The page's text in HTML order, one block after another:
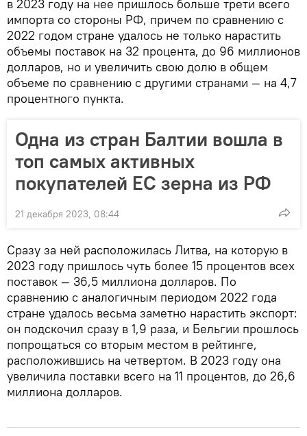
в 2023 году на нее пришлось больше трети всего
импорта со стороны РФ, причем по сравнению с
2022 годом стране удалось не только нарастить
объемы поставок на 32 процента, до 96 миллионов
долларов, но и увеличить свою долю в общем
объеме по сравнению с другими странами — на 4,7
процентного пункта.
Одна из стран Балтии вошла в
топ самых активных
покупателей ЕС зерна из РФ
21 декабря 2023, 08:44
Сразу за ней расположилась Литва, на которую в
2023 году пришлось чуть более 15 процентов всех
поставок — 36,5 миллиона долларов. По
сравнению с аналогичным периодом 2022 года
стране удалось весьма заметно нарастить экспорт:
он подскочил сразу в 1,9 раза, и Бельгии прошлось
попрощаться со вторым местом в рейтинге,
расположившись на четвертом. В 2023 году она
увеличила поставки всего на 11 процентов, до 26,6
миллиона долларов.